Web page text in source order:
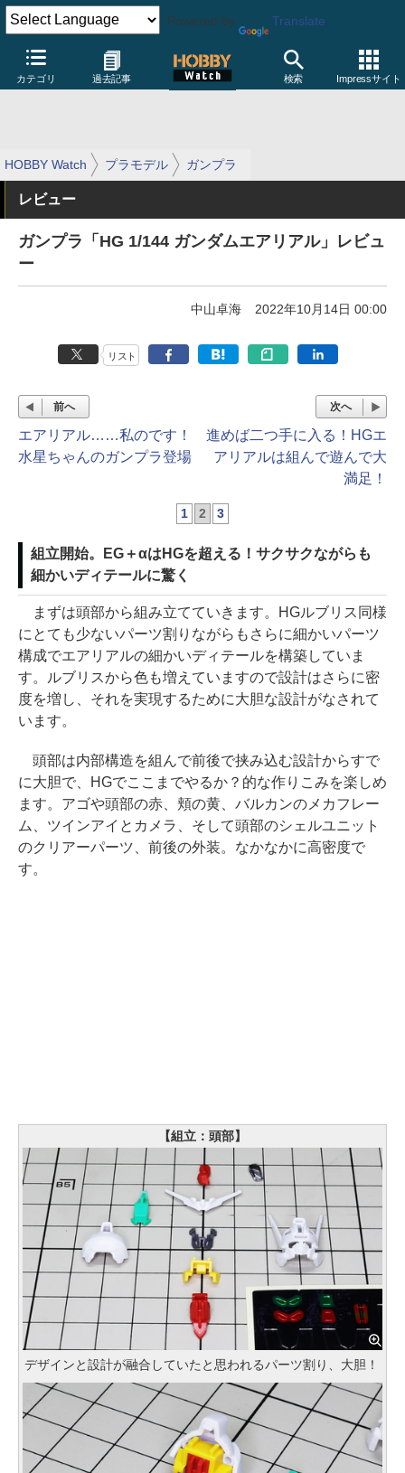
Powered by Translate
カテゴリ 過去記事 検索 Impressサイト
HOBBY Watch プラモデル ガンプラ
レビュー
ガンプラ「HG 1/144 ガンダムエアリアル」レビュ
ー
中山卓海 2022年10月14日 00:00
リスト
前へ
エアリアル……私のです！
水星ちゃんのガンプラ登場
次へ
進めば二つ手に入る！HGエ
アリアルは組んで遊んで大
満足！
1 2 3
組立開始。EG＋αはHGを超える！サクサクながらも
細かいディテールに驚く
まずは頭部から組み立てていきます。HGルブリス同様
にとても少ないパーツ割りながらもさらに細かいパーツ
構成でエアリアルの細かいディテールを構築していま
す。ルブリスから色も増えていますので設計はさらに密
度を増し、それを実現するために大胆な設計がなされて
います。
頭部は内部構造を組んで前後で挟み込む設計からすで
に大胆で、HGでここまでやるか？的な作りこみを楽しめ
ます。アゴや頭部の赤、頬の黄、バルカンのメカフレー
ム、ツインアイとカメラ、そして頭部のシェルユニット
のクリアーパーツ、前後の外装。なかなかに高密度で
す。
【組立：頭部】
デザインと設計が融合していたと思われるパーツ割り、大胆！